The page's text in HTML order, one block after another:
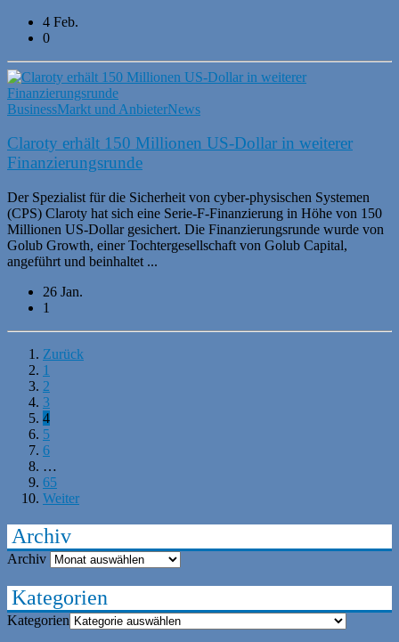
4 Feb.
0
BusinessMarkt und AnbieterNews
Claroty erhält 150 Millionen US-Dollar in weiterer
Finanzierungsrunde
Der Spezialist für die Sicherheit von cyber-physischen Systemen
(CPS) Claroty hat sich eine Serie-F-Finanzierung in Höhe von 150
Millionen US-Dollar gesichert. Die Finanzierungsrunde wurde von
Golub Growth, einer Tochtergesellschaft von Golub Capital,
angeführt und beinhaltet ...
26 Jan.
1
Zurück
1
2
3
4
5
6
…
65
Weiter
Archiv
Archiv
Kategorien
Kategorien